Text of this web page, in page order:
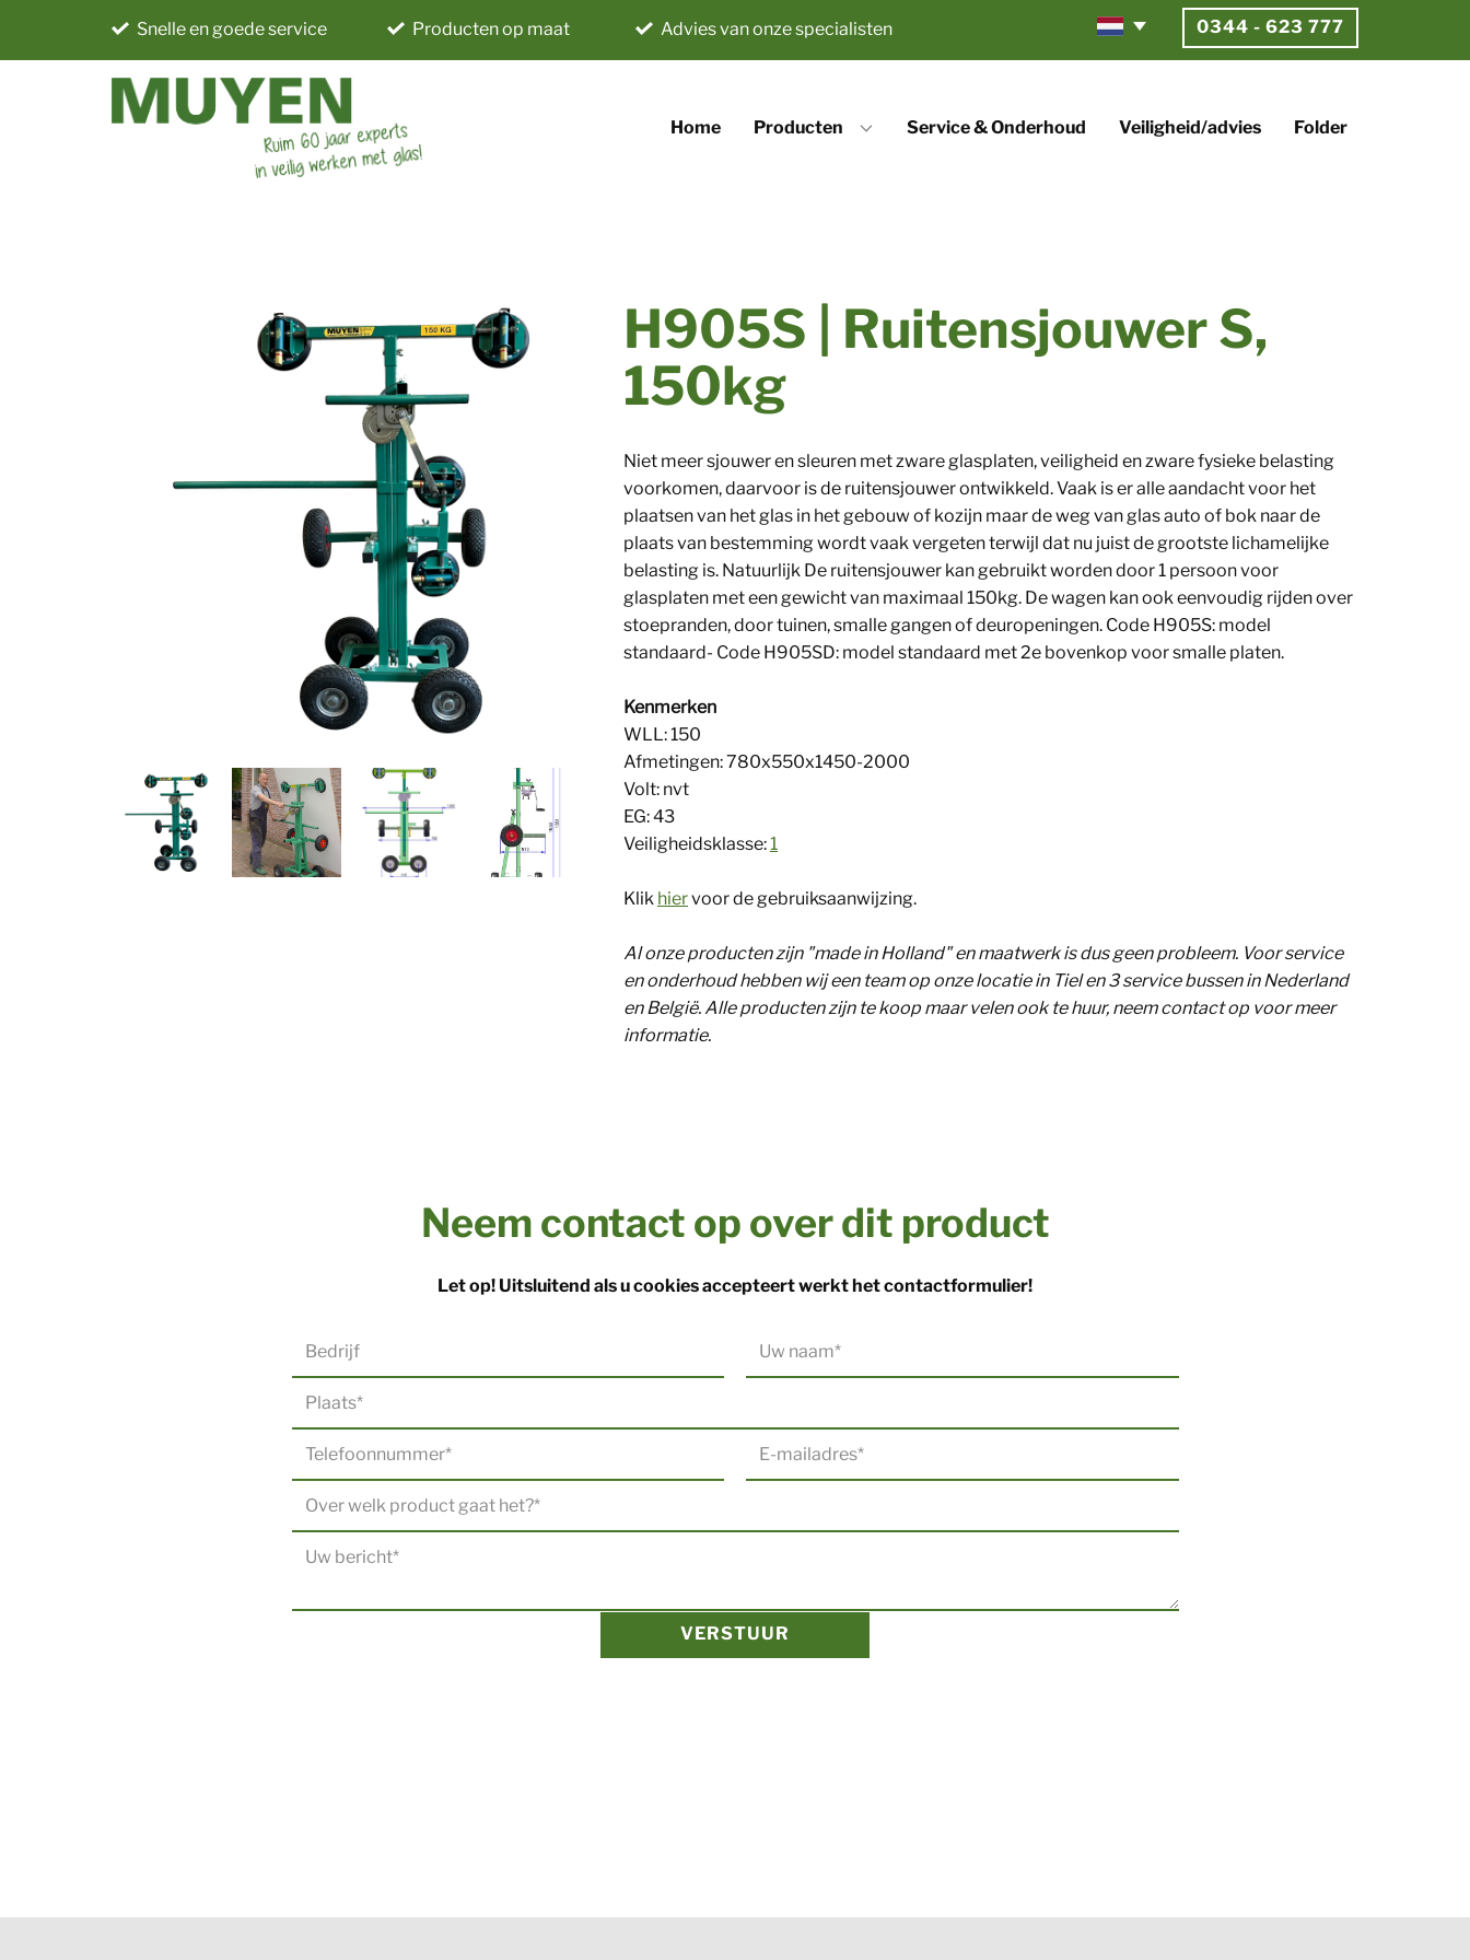
0344 - 623 777
Snelle en goede service Producten op maat Advies van onze specialisten
Home Producten Service & Onderhoud Veiligheid/advies Folder
H905S | Ruitensjouwer S,
150kg
Niet meer sjouwer en sleuren met zware glasplaten, veiligheid en zware fysieke belasting
voorkomen, daarvoor is de ruitensjouwer ontwikkeld. Vaak is er alle aandacht voor het
plaatsen van het glas in het gebouw of kozijn maar de weg van glas auto of bok naar de
plaats van bestemming wordt vaak vergeten terwijl dat nu juist de grootste lichamelijke
belasting is. Natuurlijk De ruitensjouwer kan gebruikt worden door 1 persoon voor
glasplaten met een gewicht van maximaal 150kg. De wagen kan ook eenvoudig rijden over
stoepranden, door tuinen, smalle gangen of deuropeningen. Code H905S: model
standaard- Code H905SD: model standaard met 2e bovenkop voor smalle platen.
Kenmerken
WLL: 150
Afmetingen: 780x550x1450-2000
Volt: nvt
EG: 43
Veiligheidsklasse:1
Klik hiervoor de gebruiksaanwijzing.
Al onze producten zijn "made in Holland" en maatwerk is dus geen probleem. Voor service
en onderhoud hebben wij een team op onze locatie in Tiel en 3 service bussen in Nederland
en België. Alle producten zijn te koop maar velen ook te huur, neem contact op voor meer
informatie.
Neem contact op over dit product
Let op! Uitsluitend als u cookies accepteert werkt het contactformulier!
VERSTUUR